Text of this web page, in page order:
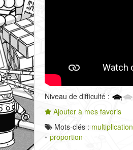
Niveau de difficulté :
Ajouter à mes favoris
Mots-clés : multiplication
proportion